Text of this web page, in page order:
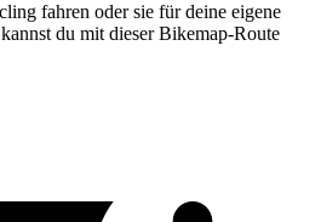
fahren oder sie für deine eigene
du mit dieser Bikemap-Route